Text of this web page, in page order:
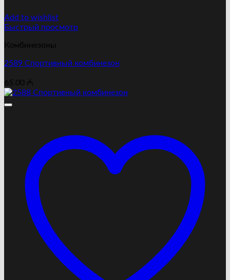
Add to wishlist
Быстрый просмотр
Комбинезоны
2589 Cпортивный комбинезон
65.00 ₼